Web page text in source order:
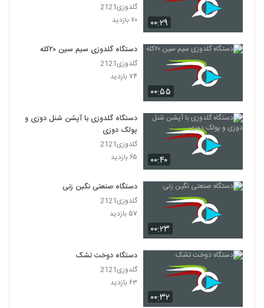
۰۰:۲۹
گلدوزی2121
۷۰ بازدید
۰۰:۵۵
دستگاه گلدوزی سیم سین ۲۰‌کله
گلدوزی2121
۷۴ بازدید
۰۰:۴۰
دستگاه گلدوزی با آپشن شنل دوزی و
پولک دوزی
گلدوزی2121
۶۵ بازدید
۰۰:۲۳
دستگاه صنعتی نگین زنی
گلدوزی2121
۵۷ بازدید
۰۰:۳۲
دستگاه دوخت تشک
گلدوزی2121
۶۳ بازدید